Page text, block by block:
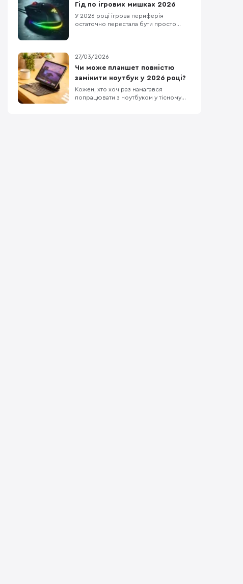
сценарії життя: для геймера, офісного
працівника, спортсмена, меломана та
любителя подорожей. Тут немає
випадкових по
Гід по ігрових мишках 2026
У 2026 році ігрова периферія
остаточно перестала бути просто
грам ваги та кожна мілісекунда
затримки мають значення. Ринок
екстремальною легкістю для
кіберспортивни
27/03/2026
Чи може планшет повністю
замінити ноутбук у 2026 році?
Кожен, хто хоч раз намагався
попрацювати з ноутбуком у тісному